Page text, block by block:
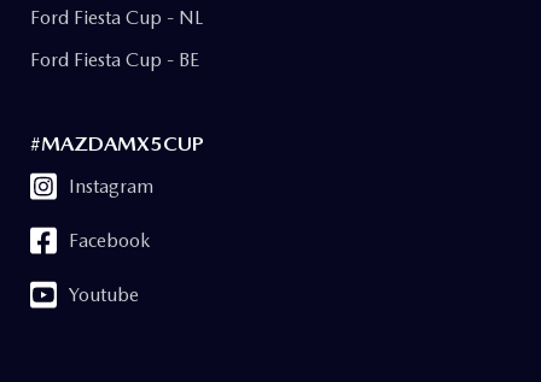
Ford Fiesta Cup - NL
Ford Fiesta Cup - BE
#MAZDAMX5CUP
Instagram
Facebook
Youtube